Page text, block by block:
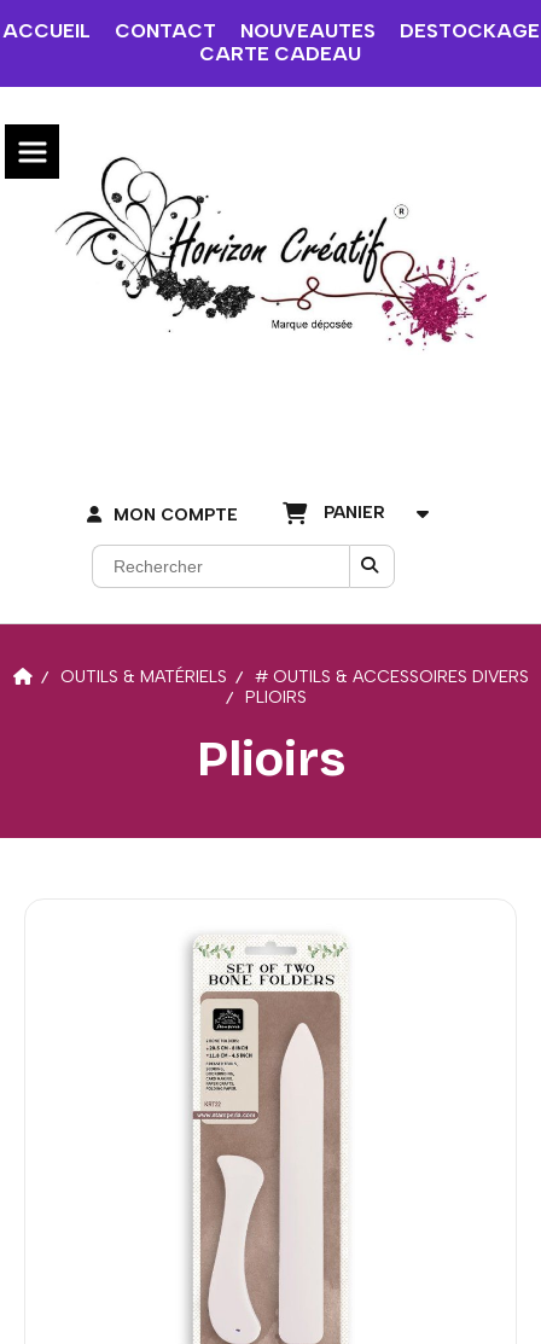
ACCUEIL CONTACT NOUVEAUTES
DESTOCKAGE
CARTE CADEAU
MON COMPTE PANIER
OUTILS & MATÉRIELS
# OUTILS & ACCESSOIRES DIVERS
PLIOIRS
Plioirs